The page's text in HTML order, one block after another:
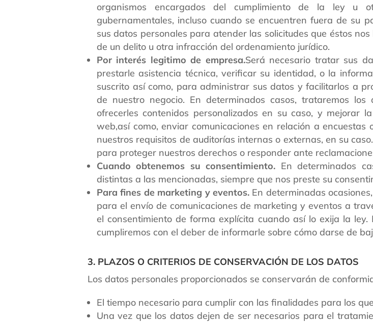
organismos encargados del cumplimiento de la ley u
gubernamentales, incluso cuando se encuentren fuera de su
sus datos personales para atender las solicitudes que éstos
de un delito u otra infracción del ordenamiento jurídico.
Por interés legitimo de empresa.Será necesario tratar sus
prestarle asistencia técnica, verificar su identidad, o la
suscrito así como, para administrar sus datos y facilitarlos a
de nuestro negocio. En determinados casos, trataremos
ofrecerles contenidos personalizados en su caso, y mejorar
web,así como, enviar comunicaciones en relación a
nuestros requisitos de auditorías internas o externas, en su
para proteger nuestros derechos o responder ante
Cuando obtenemos su consentimiento. En determinados
distintas a las mencionadas, siempre que nos preste su
Para fines de marketing y eventos. En determinadas
para el envío de comunicaciones de marketing y eventos a
el consentimiento de forma explícita cuando así lo exija la
cumpliremos con el deber de informarle sobre cómo darse de
3. PLAZOS O CRITERIOS DE CONSERVACIÓN DE LOS DATOS
Los datos personales proporcionados se conservarán de
El tiempo necesario para cumplir con las finalidades para los
Una vez que los datos dejen de ser necesarios para el